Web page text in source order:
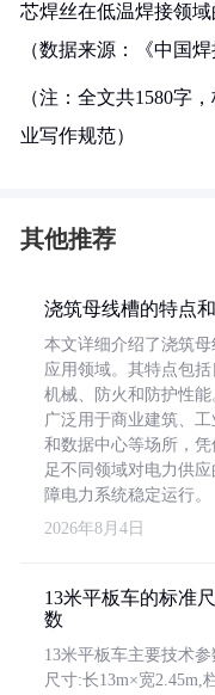
芯焊丝在低温焊接领
（数据来源：《中国
（注：全文共1580字
业写作规范）
其他推荐
浇筑母线槽的特点
本文详细介绍了浇筑母
应用领域。其特点包括
机械、防火和防护性能
广泛用于商业建筑、
和数据中心等场所，
足不同领域对电力供
障电力系统稳定运行。
2026年8月4日
13米平板车的标准
数
13米平板车主要技术
尺寸:长13m×宽2.45m,